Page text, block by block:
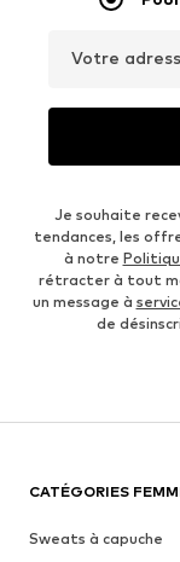
Votre
Je souhaite
tendances, les
à notre
rétracter à tout
un message à
de
CATÉGORIES
Sweats à capuche